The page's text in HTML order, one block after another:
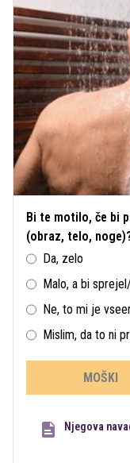
Bi te motilo, če bi
(obraz, telo,
Da, zelo
Malo, a bi
Ne, to mi je
Mislim, da to ni
MOŠKI
Njegova